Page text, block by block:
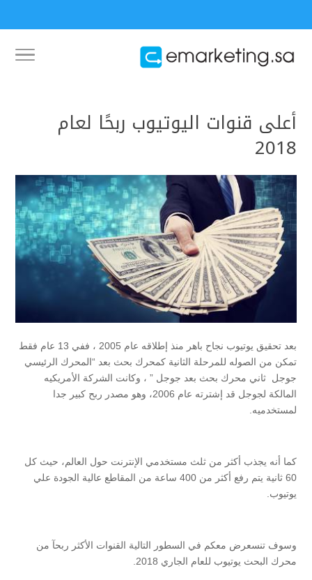
أعلى قنوات اليوتيوب ربحًا لعام
2018
بعد تحقيق يوتيوب نجاح باهر منذ إطلاقه عام 2005 ، ففي 13 عام فقط
تمكن من الصوله للمرحلة الثانية كمحرك بحث بعد “المحرك الرئيسي
جوجل ثاني محرك بحث بعد جوجل ” ، وكانت الشركة الأمريكيه
المالكة لجوجل قد إشترته عام 2006، وهو مصدر ربح كبير جدا
لمستخدميه.
كما أنه يجذب أكثر من ثلث مستخدمي الإنترنت حول العالم، حيث كل
60 ثانية يتم رفع أكثر من 400 ساعة من المقاطع عالية الجودة علي
يوتيوب.
وسوف تنسعرض معكم في السطور التالية القنوات الأكثر ربحآ من
محرك البحث يوتيوب للعام الجاري 2018.